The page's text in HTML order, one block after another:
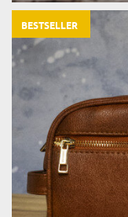
BESTSELLER